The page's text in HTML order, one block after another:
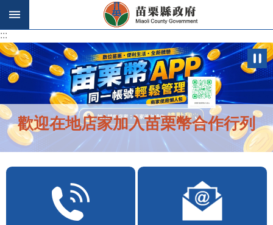
跳到主要內容區塊
:::
:::
歡迎在地店家加入苗栗幣合作行列